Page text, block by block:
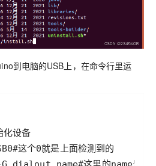
到电脑的USB上，在命令行里运
dmesg | tail# 初始化设备